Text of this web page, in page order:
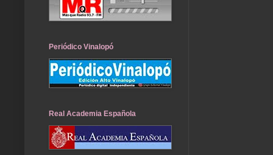
Periódico Vinalopó
Real Academia Española